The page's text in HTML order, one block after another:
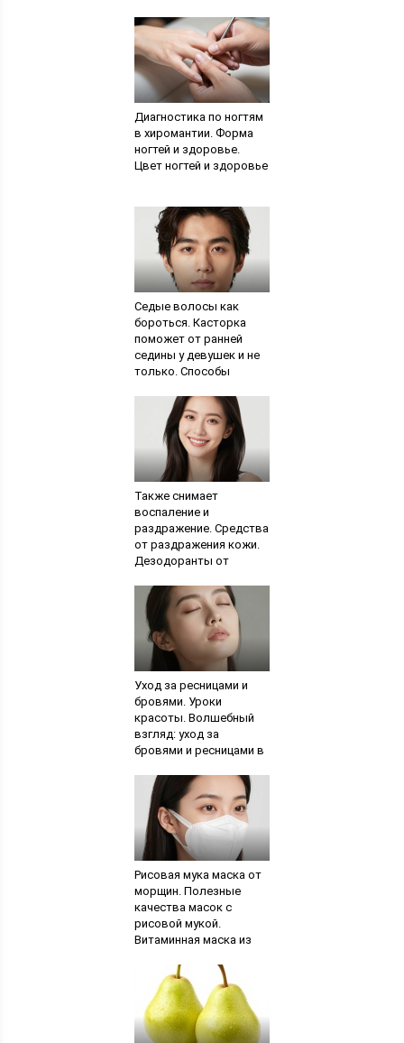
Диагностика по ногтям
в хиромантии. Форма
ногтей и здоровье.
Цвет ногтей и здоровье
Седые волосы как
бороться. Касторка
поможет от ранней
седины у девушек и не
только. Способы
Также снимает
воспаление и
раздражение. Средства
от раздражения кожи.
Дезодоранты от
бритья
Уход за ресницами и
бровями. Уроки
красоты. Волшебный
взгляд: уход за
бровями и ресницами в
Рисовая мука маска от
морщин. Полезные
качества масок с
рисовой мукой.
Витаминная маска из